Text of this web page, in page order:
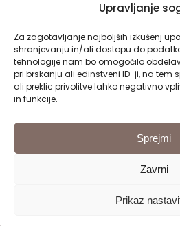
Upravljanje
Za zagotavljanje najboljših izkušenj
shranjevanju in/ali dostopu do
tehnologije nam bo omogočilo
pri brskanju ali edinstveni ID-ji, na tem
ali preklic privolitve lahko negativno
in funkcije.
Sprejmi
Zavrni
Prikaz
Toggle
Navigation
Predstavitev VDC Kranj
SLEDITE NAM